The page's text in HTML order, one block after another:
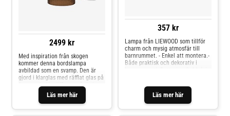
2499 kr
Läs mer här
Med inspiration från skogen
kommer denna bordslampa
avbildad som en svamp. Den är
gjord i klarglas med räfflat glas på
foten och där räfflorna går hela
vägen upp under "hatten" likt
lamellerna på en skivlingsvamp.
"Hatten" har små vackra
357 kr
Läs mer här
Lampa från LIEWOOD som tillför
charm och mysig atmosfär till
barnrummet. - Enkel att montera.-
Både praktisk och dekorativ i